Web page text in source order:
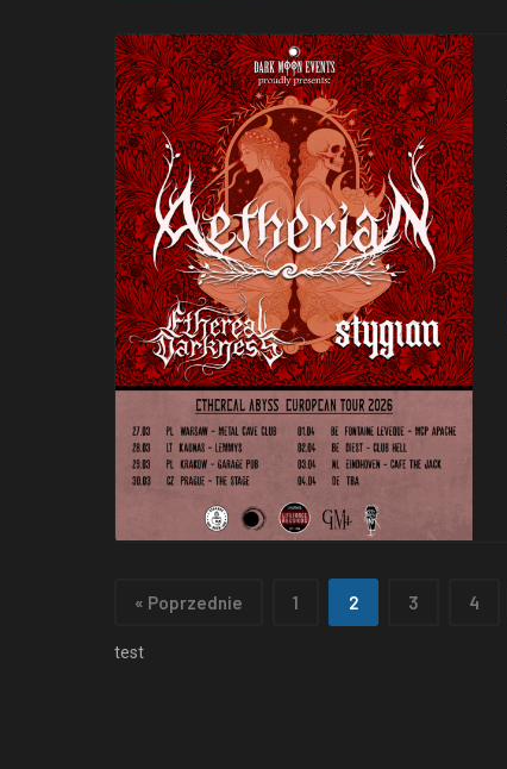
« Poprzednie 1 2 3 4
test